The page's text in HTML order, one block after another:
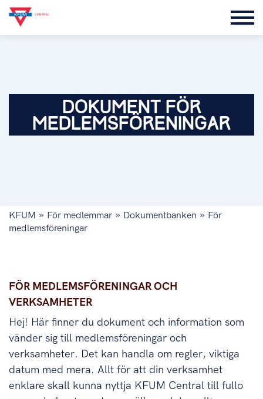
DOKUMENT FÖR
MEDLEMSFÖRENINGAR
KFUM » För medlemmar » Dokumentbanken » För
medlemsföreningar
För medlemsföreningar och verksamheter
FÖR MEDLEMSFÖRENINGAR OCH
VERKSAMHETER
Hej! Här finner du dokument och information som
vänder sig till medlemsföreningar och
verksamheter. Det kan handla om regler, viktiga
datum med mera. Allt för att din verksamhet
enklare skall kunna nyttja KFUM Central till fullo